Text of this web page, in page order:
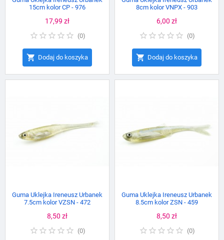
15cm kolor CP - 976
Cena
17,99 zł
(0)
 Dodaj do koszyka
8cm kolor VNPX - 903
Cena
6,00 zł
(0)
 Dodaj do koszyka
Guma Uklejka Ireneusz Urbanek
7.5cm kolor VZSN - 472
Cena
8,50 zł
(0)
Guma Uklejka Ireneusz Urbanek
8.5cm kolor ZSN - 459
Cena
8,50 zł
(0)